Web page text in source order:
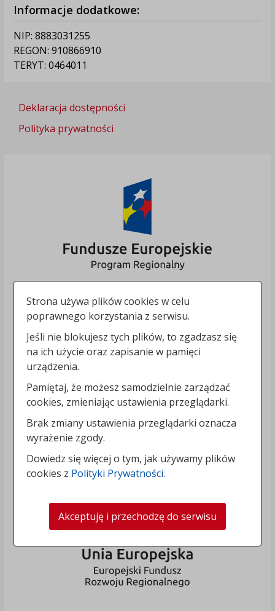
Informacje dodatkowe:
NIP: 8883031255
REGON: 910866910
TERYT: 0464011
Deklaracja dostępności
Polityka prywatności
Strona używa plików cookies w celu
poprawnego korzystania z serwisu.
Jeśli nie blokujesz tych plików, to zgadzasz się
na ich użycie oraz zapisanie w pamięci
urządzenia.
Pamiętaj, że możesz samodzielnie zarządzać
cookies, zmieniając ustawienia przeglądarki.
Brak zmiany ustawienia przeglądarki oznacza
wyrażenie zgody.
Dowiedz się więcej o tym, jak używamy plików
cookies z Polityki Prywatności.
Akceptuję i przechodzę do serwisu